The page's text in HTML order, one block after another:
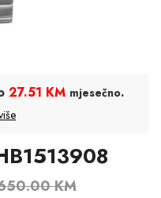
27.51 KM mjesečno.
KM